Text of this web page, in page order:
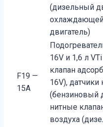
(дизельный
двигатель)
F19 —
15А
16V и 1,6 л
клапан
16V),
(бензиновый
нитные
воздуха